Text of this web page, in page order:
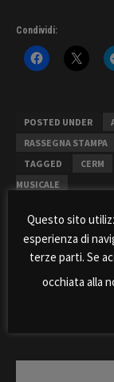
Condividi:
POSTED UNDER
RASSEGNA STAMPA
TAGGED
CERM
MUSICALE
PostApprovato
Questo sito
esperienza di
terze parti. Se
occhiata alla